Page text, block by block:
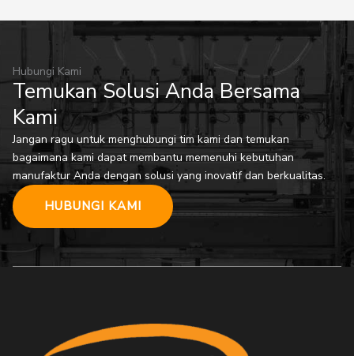
Hubungi Kami
Temukan Solusi Anda Bersama
Kami
Jangan ragu untuk menghubungi tim kami dan temukan
bagaimana kami dapat membantu memenuhi kebutuhan
manufaktur Anda dengan solusi yang inovatif dan berkualitas.
HUBUNGI KAMI